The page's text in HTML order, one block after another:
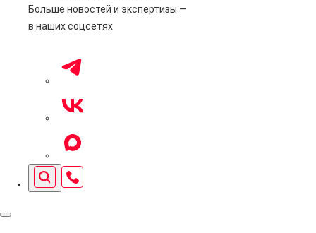
Больше новостей и экспертизы —
в наших соцсетях